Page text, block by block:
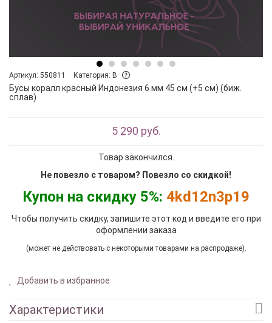
Артикул: 550811 Категория: B
Бусы коралл красный Индонезия 6 мм 45 см (+5 см) (биж.
сплав)
5 290 руб.
Товар закончился.
Не повезло с товаром? Повезло со скидкой!
Купон на скидку 5%: 4kd12n3p19
Чтобы получить скидку, запишите этот код и введите его при
оформлении заказа
(может не действовать с некоторыми товарами на распродаже).
Добавить в избранное
Характеристики